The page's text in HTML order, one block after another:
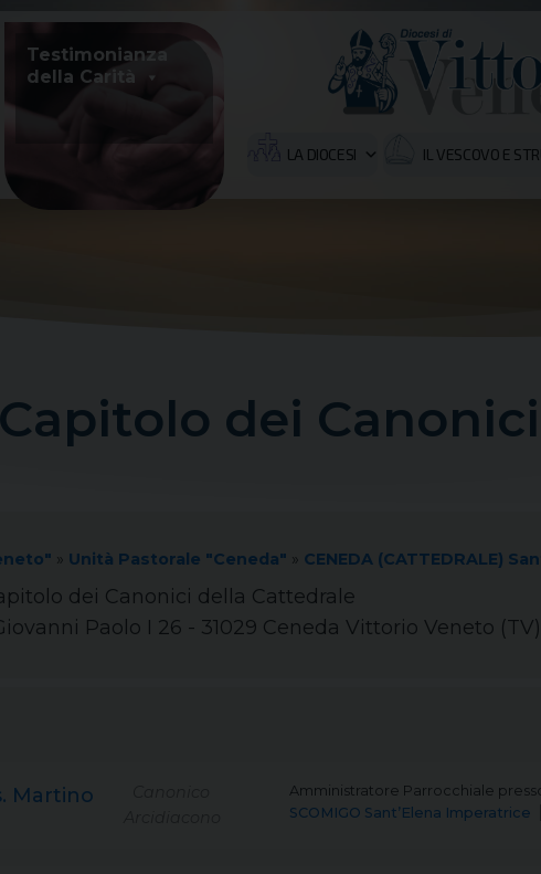
Testimonianza
della Carità
LA DIOCESI IL VESCOVO E
Capitolo dei
» Unità Pastorale "Ceneda" » CENEDA (CATTEDRALE)
dei Canonici della Cattedrale
Paolo I 26 - 31029 Ceneda Vittorio Veneto (TV)
Martino Amministratore Parrocchiale
SCOMIGO Sant’Elena Imperatrice